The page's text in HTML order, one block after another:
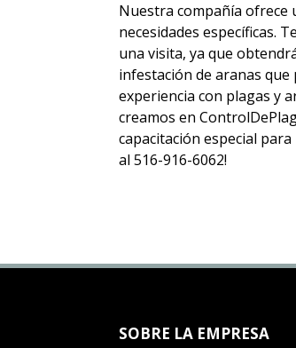
Nuestra compañía ofrece
necesidades específicas.
una visita, ya que
infestación de aranas que
experiencia con plagas y
creamos en
capacitación especial
al 516-916-6062!
SOBRE LA EMPRESA